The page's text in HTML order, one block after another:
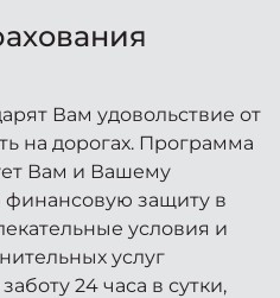
динамичный седан
237 000 ₽*
3 с ручным
(РУ)
создающий равные
069 000 ₽*
Вам удовольствие от
на дорогах. Программа
Вам и Вашему
защиту в
условия и
услуг
24 часа в сутки,